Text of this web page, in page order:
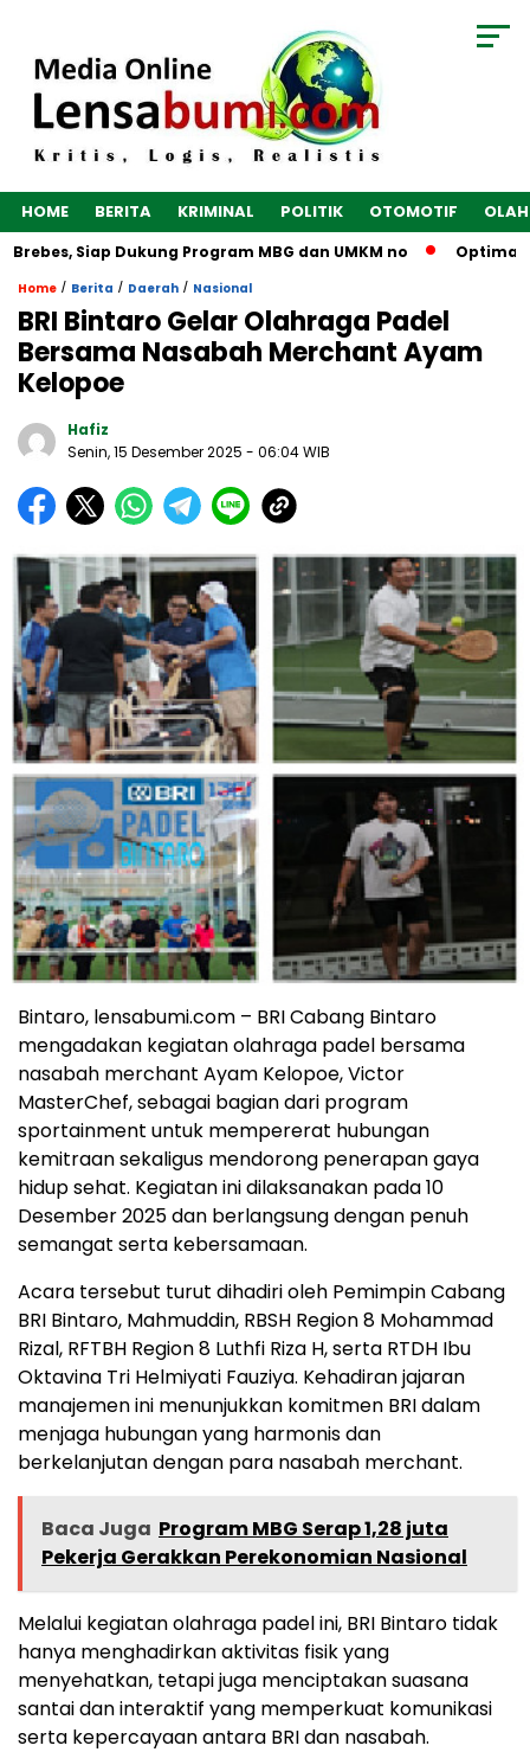
HOME BERITA KRIMINAL POLITIK OTOMOTIF
Siap Dukung Program MBG dan UMKM no Optimalkan
Home / Berita / Daerah / Nasional
BRI Bintaro Gelar Olahraga Padel
Bersama Nasabah Merchant Ayam
Kelopoe
Hafiz
Senin, 15 Desember 2025 - 06:04 WIB
Bintaro, lensabumi.com – BRI Cabang Bintaro
mengadakan kegiatan olahraga padel bersama
nasabah merchant Ayam Kelopoe, Victor
MasterChef, sebagai bagian dari program
sportainment untuk mempererat hubungan
kemitraan sekaligus mendorong penerapan gaya
hidup sehat. Kegiatan ini dilaksanakan pada 10
Desember 2025 dan berlangsung dengan penuh
semangat serta kebersamaan.
Acara tersebut turut dihadiri oleh Pemimpin Cabang
BRI Bintaro, Mahmuddin, RBSH Region 8 Mohammad
Rizal, RFTBH Region 8 Luthfi Riza H, serta RTDH Ibu
Oktavina Tri Helmiyati Fauziya. Kehadiran jajaran
manajemen ini menunjukkan komitmen BRI dalam
menjaga hubungan yang harmonis dan
berkelanjutan dengan para nasabah merchant.
Baca Juga Program MBG Serap 1,28 juta
Pekerja Gerakkan Perekonomian Nasional
Melalui kegiatan olahraga padel ini, BRI Bintaro tidak
hanya menghadirkan aktivitas fisik yang
menyehatkan, tetapi juga menciptakan suasana
santai dan interaktif yang memperkuat komunikasi
serta kepercayaan antara BRI dan nasabah.